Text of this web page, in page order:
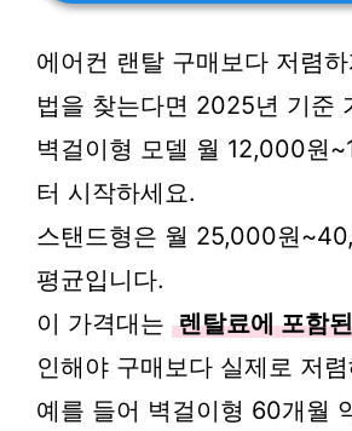
에어컨 랜탈 구매보다 저렴
법을 찾는다면 2025년 기준
벽걸이형 모델 월 12,000원
터 시작하세요.
스탠드형은 월 25,000원
평균입니다.
이 가격대는 렌탈료에 포함
인해야 구매보다 실제로 저
예를 들어 벽걸이형 60개월